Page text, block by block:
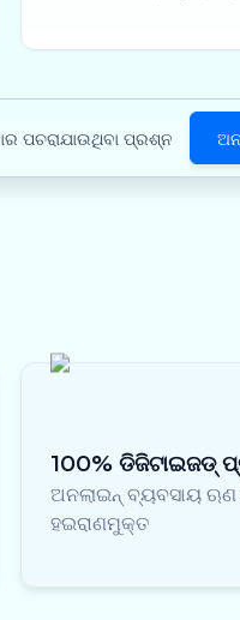
ପଚରାଯାଉଥିବା ପ୍ରଶ୍ନ
100% ଡିଜିଟାଇଜଡ୍
ଅନଲାଇନ୍ ବ୍ୟବସାୟ
ହଇରାଣମୁକ୍ତ